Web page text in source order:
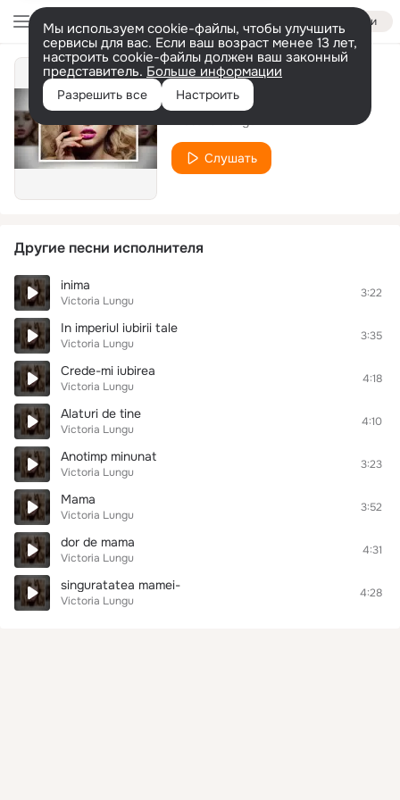
Войти
Мы используем cookie-файлы, чтобы улучшить
сервисы для вас. Если ваш возраст менее 13 лет,
настроить cookie-файлы должен ваш законный
представитель. Больше информации
Разрешить все Настроить
cite raze
Слушать
Другие песни исполнителя
inima
Victoria Lungu
3:22
In imperiul iubirii tale
Victoria Lungu
3:35
Crede-mi iubirea
Victoria Lungu
4:18
Alaturi de tine
Victoria Lungu
4:10
Anotimp minunat
Victoria Lungu
3:23
Mama
Victoria Lungu
3:52
dor de mama
Victoria Lungu
4:31
singuratatea mamei-
Victoria Lungu
4:28